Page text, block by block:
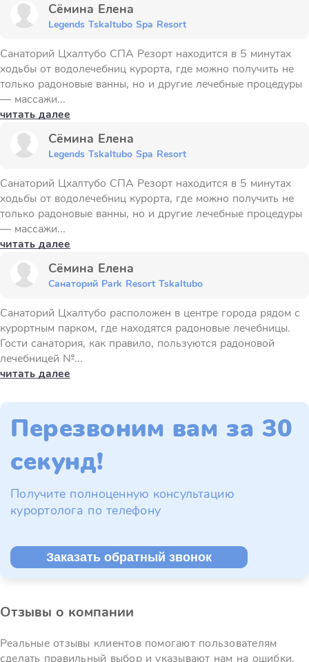
Сёмина Елена
Legends Tskaltubo Spa Resort
Санаторий Цхалтубо СПА Резорт находится в 5 минутах
ходьбы от водолечебниц курорта, где можно получить не
только радоновые ванны, но и другие лечебные процедуры
— массажи...
читать далее
Сёмина Елена
Legends Tskaltubo Spa Resort
Санаторий Цхалтубо СПА Резорт находится в 5 минутах
ходьбы от водолечебниц курорта, где можно получить не
только радоновые ванны, но и другие лечебные процедуры
— массажи...
читать далее
Сёмина Елена
Санаторий Park Resort Tskaltubo
Санаторий Цхалтубо расположен в центре города рядом с
курортным парком, где находятся радоновые лечебницы.
Гости санатория, как правило, пользуются радоновой
лечебницей №...
читать далее
Перезвоним вам за 30
секунд!
Получите полноценную консультацию
курортолога по телефону
Заказать обратный звонок
Отзывы о компании
Реальные отзывы клиентов помогают пользователям
сделать правильный выбор и указывают нам на ошибки.